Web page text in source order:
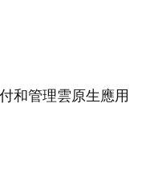
和管理雲原生應用